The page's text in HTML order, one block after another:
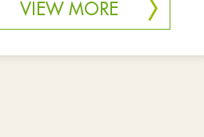
VIEW MORE